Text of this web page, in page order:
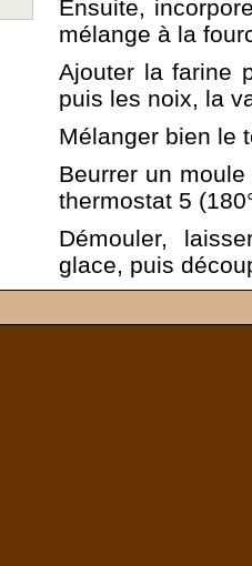
Ensuite,
mélange à la
Ajouter la farine
puis les noix, la
Mélanger bien le
Beurrer un
thermostat 5
Démouler,
glace, puis